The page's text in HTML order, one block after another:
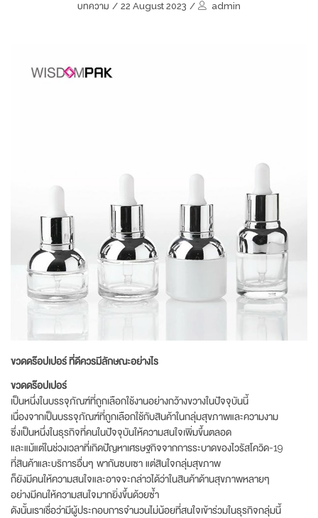
บทความ / 22 August 2023 / admin
ขวดดร๊อปเปอร์ ที่ดีควรมีลักษณะอย่างไร
ขวดดร๊อปเปอร์
เป็นหนึ่งในบรรจุภัณฑ์ที่ถูกเลือกใช้งานอย่างกว้างขวางในปัจจุบันนี้
เนื่องจากเป็นบรรจุภัณฑ์ที่ถูกเลือกใช้กับสินค้าในกลุ่มสุขภาพและความงาม
ซึ่งเป็นหนึ่งในธุรกิจที่คนในปัจจุบันให้ความสนใจเพิ่มขึ้นตลอด
และแม้แต่ในช่วงเวลาที่เกิดปัญหาเศรษฐกิจจากการระบาดของไวรัสโควิด-19
ที่สินค้าและบริการอื่นๆ พากันซบเซา แต่สินใจกลุ่มสุขภาพ
ก็ยังมีคนให้ความสนใจและอาจจะกล่าวได้ว่าในสินค้าด้านสุขภาพหลายๆ
อย่างมีคนให้ความสนใจมากยิ่งขึ้นด้วยซ้ำ
ดังนั้นเราเชื่อว่ามีผู้ประกอบการจำนวนไม่น้อยที่สนใจเข้าร่วมในธุรกิจกลุ่มนี้